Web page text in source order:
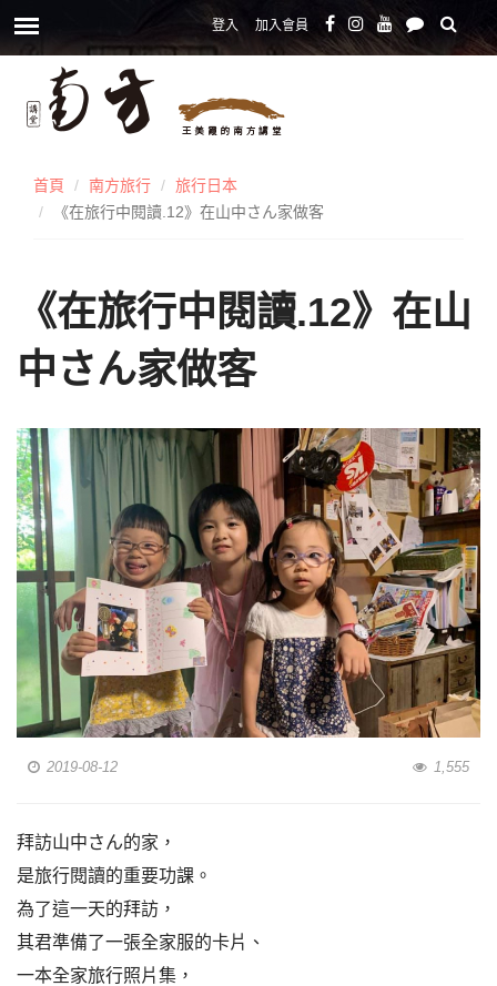
登入 加入會員
首頁 南方旅行
旅行日本
《在旅行中閱讀.12》在山中さん家做客
《在旅行中閱讀.12》在山
中さん家做客
2019-08-12 1,555
拜訪山中さん的家，
是旅行閱讀的重要功課。
為了這一天的拜訪，
其君準備了一張全家服的卡片、
一本全家旅行照片集，